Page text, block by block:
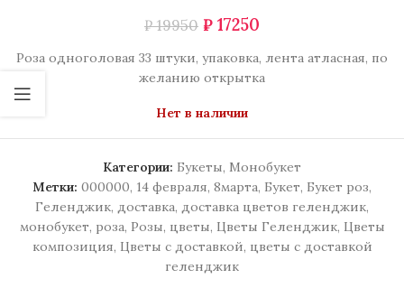
₽19950 ₽ 17250
Роза одноголовая 33 штуки, упаковка, лента атласная, по
желанию открытка
Нет в наличии
Категории: Букеты, Монобукет
Метки: 000000, 14 февраля, 8марта, Букет, Букет роз,
Геленджик, доставка, доставка цветов геленджик,
монобукет, роза, Розы, цветы, Цветы Геленджик, Цветы
композиция, Цветы с доставкой, цветы с доставкой
геленджик